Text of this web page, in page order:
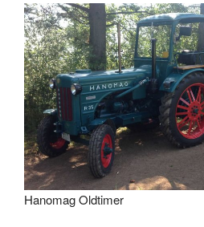
Hanomag Oldtimer